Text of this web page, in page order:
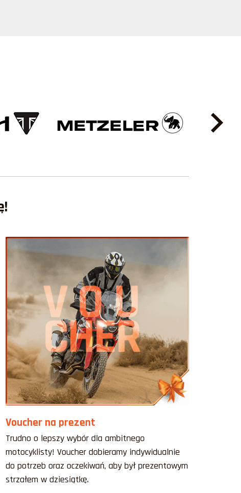
Voucher na prezent
Trudno o lepszy wybór dla ambitnego
motocyklisty! Voucher dobieramy indywidualnie
do potrzeb oraz oczekiwań, aby był prezentowym
strzałem w dziesiątkę.